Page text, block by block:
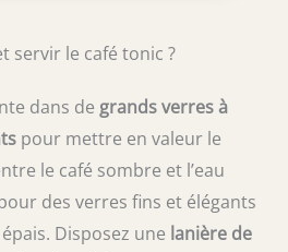
pour obtenir la capacité
pour les barmen
pour un usage à la
aux standards courants
Service client fiable – En
d’insatisfaction, notre
à votre disposition pour
rapide et efficace.
servir le café tonic ?
dans de grands verres à
pour mettre en valeur le
le café sombre et l’eau
des verres fins et élégants
Disposez une lanière de